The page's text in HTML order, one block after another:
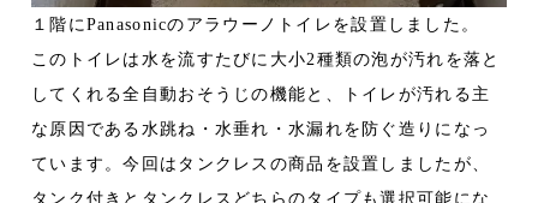
１階にPanasonicのアラウーノトイレを設置しました。
このトイレは水を流すたびに大小2種類の泡が汚れを落と
してくれる全自動おそうじの機能と、トイレが汚れる主
な原因である水跳ね・水垂れ・水漏れを防ぐ造りになっ
ています。今回はタンクレスの商品を設置しましたが、
タンク付きとタンクレスどちらのタイプも選択可能にな